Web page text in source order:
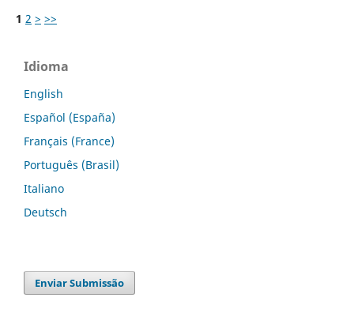
1 2 > >>
Idioma
English
Español (España)
Français (France)
Português (Brasil)
Italiano
Deutsch
Enviar Submissão